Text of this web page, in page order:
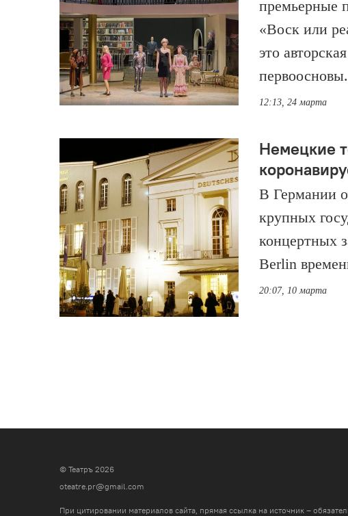
премьерные
«Воск или
это
первоосновы.
12:13, 24 марта
Немецкие
В Германии
крупных
концертных
Berlin
20:07, 10 марта
© Театръ 2026
oteatre.pr@gmail.com
При цитировании материалов сайта, прямая ссылка на источник –